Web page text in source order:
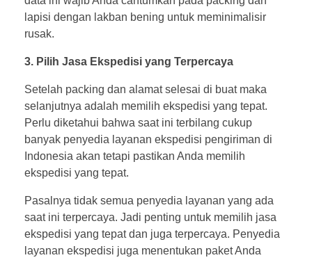
lapisi dengan lakban bening untuk meminimalisir
rusak.
3. Pilih Jasa Ekspedisi yang Terpercaya
Setelah packing dan alamat selesai di buat maka
selanjutnya adalah memilih ekspedisi yang tepat.
Perlu diketahui bahwa saat ini terbilang cukup
banyak penyedia layanan ekspedisi pengiriman di
Indonesia akan tetapi pastikan Anda memilih
ekspedisi yang tepat.
Pasalnya tidak semua penyedia layanan yang ada
saat ini terpercaya. Jadi penting untuk memilih jasa
ekspedisi yang tepat dan juga terpercaya. Penyedia
layanan ekspedisi juga menentukan paket Anda